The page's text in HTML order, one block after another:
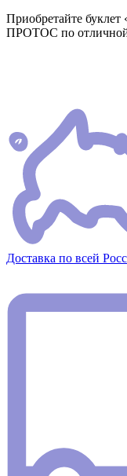
Приобретайте
ПРОТОС по
Доставка по всей